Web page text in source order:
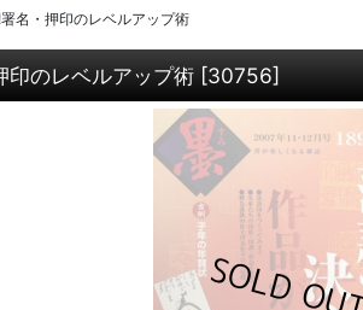
名・押印のレベルアップ術
のレベルアップ術 [30756]